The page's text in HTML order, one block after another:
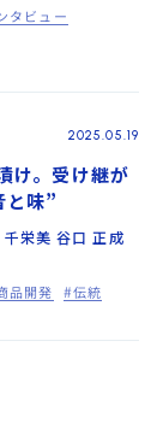
タビュー
2025.05.19
け。受け継が
と味”
栄美 谷口 正成
品開発 伝統